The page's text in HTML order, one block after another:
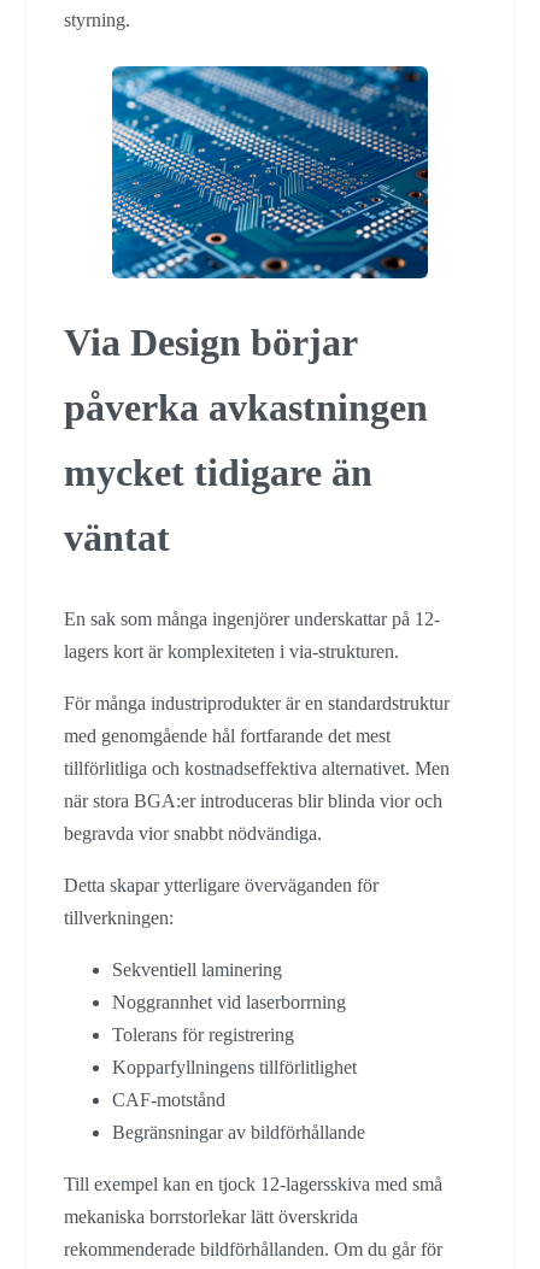
styrning.
Via Design börjar
påverka avkastningen
mycket tidigare än
väntat
En sak som många ingenjörer underskattar på 12-
lagers kort är komplexiteten i via-strukturen.
För många industriprodukter är en standardstruktur
med genomgående hål fortfarande det mest
tillförlitliga och kostnadseffektiva alternativet. Men
när stora BGA:er introduceras blir blinda vior och
begravda vior snabbt nödvändiga.
Detta skapar ytterligare överväganden för
tillverkningen:
Sekventiell laminering
Noggrannhet vid laserborrning
Tolerans för registrering
Kopparfyllningens tillförlitlighet
CAF-motstånd
Begränsningar av bildförhållande
Till exempel kan en tjock 12-lagersskiva med små
mekaniska borrstorlekar lätt överskrida
rekommenderade bildförhållanden. Om du går för